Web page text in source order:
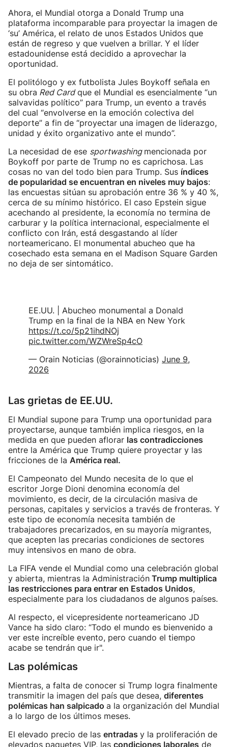
Ahora, el Mundial otorga a Donald Trump una
plataforma incomparable para proyectar la imagen de
‘su’ América, el relato de unos Estados Unidos que
están de regreso y que vuelven a brillar. Y el líder
estadounidense está decidido a aprovechar la
oportunidad.
El politólogo y ex futbolista Jules Boykoff señala en
su obra Red Cardque el Mundial es esencialmente “un
salvavidas político” para Trump, un evento a través
del cual “envolverse en la emoción colectiva del
deporte” a fin de “proyectar una imagen de liderazgo,
unidad y éxito organizativo ante el mundo”.
La necesidad de ese sportwashing mencionada por
Boykoff por parte de Trump no es caprichosa. Las
cosas no van del todo bien para Trump. Sus índices
de popularidad se encuentran en niveles muy bajos:
las encuestas sitúan su aprobación entre 36 % y 40 %,
cerca de su mínimo histórico. El caso Epstein sigue
acechando al presidente, la economía no termina de
carburar y la política internacional, especialmente el
conflicto con Irán, está desgastando al líder
norteamericano. El monumental abucheo que ha
cosechado esta semana en el Madison Square Garden
no deja de ser sintomático.
EE.UU. | Abucheo monumental a Donald
Trump en la final de la NBA en New York
https://t.co/5p21ihdNOj
pic.twitter.com/WZWreSp4cO
— Orain Noticias (@orainnoticias) June 9,
2026
Las grietas de EE.UU.
El Mundial supone para Trump una oportunidad para
proyectarse, aunque también implica riesgos, en la
medida en que pueden aflorar las contradicciones
entre la América que Trump quiere proyectar y las
fricciones de la América real.
El Campeonato del Mundo necesita de lo que el
escritor Jorge Dioni denomina economía del
movimiento, es decir, de la circulación masiva de
personas, capitales y servicios a través de fronteras. Y
este tipo de economía necesita también de
trabajadores precarizados, en su mayoría migrantes,
que acepten las precarias condiciones de sectores
muy intensivos en mano de obra.
La FIFA vende el Mundial como una celebración global
y abierta, mientras la Administración Trump multiplica
las restricciones para entrar en Estados Unidos,
especialmente para los ciudadanos de algunos países.
Al respecto, el vicepresidente norteamericano JD
Vance ha sido claro: “Todo el mundo es bienvenido a
ver este increíble evento, pero cuando el tiempo
acabe se tendrán que ir".
Las polémicas
Mientras, a falta de conocer si Trump logra finalmente
transmitir la imagen del país que desea, diferentes
polémicas han salpicado a la organización del Mundial
a lo largo de los últimos meses.
El elevado precio de las entradas y la proliferación de
elevados paquetes VIP, las condiciones laborales de